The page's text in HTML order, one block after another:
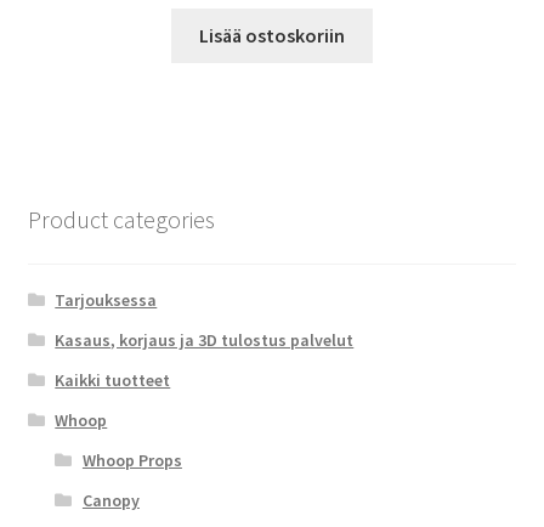
Lisää ostoskoriin
Product categories
Tarjouksessa
Kasaus, korjaus ja 3D tulostus palvelut
Kaikki tuotteet
Whoop
Whoop Props
Canopy